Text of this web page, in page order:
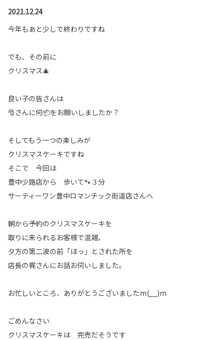
2021.12.24
今年もあと少しで終わりですね
でも、その前に
クリスマス🎄
良い子の皆さんは
🎅さんに何📦をお願いしましたか？
そしてもう一つの楽しみが
クリスマスケーキですね
そこで 今回は
豊中少路店から 歩いて🐾３分
サーティーワン豊中ロマンチック街道店さんへ
朝から予約のクリスマスケーキを
取りに来られるお客様で混雑、
夕方の第二波の前「ほっ」とされた所を
店長の梶さんにお話お伺いしました。
お忙しいところ、ありがとうございましたm(__)m
ごめんなさい
クリスマスケーキは 完売だそうです